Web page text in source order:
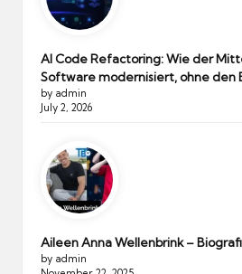
AI Code Refactoring: Wie der
Software modernisiert, ohne den
by admin
July 2, 2026
Aileen Anna Wellenbrink –
by admin